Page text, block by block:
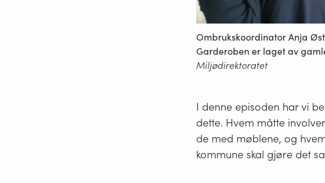
Ombrukskoordinator Anja
Garderoben er laget av
Miljødirektoratet
I denne episoden har vi
dette. Hvem måtte
de med møblene, og
kommune skal gjøre det